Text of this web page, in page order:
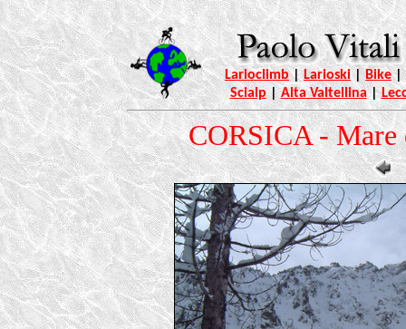
Larioclimb| Larioski| Bike|
Scialp|Alta Valtellina|
CORSICA -